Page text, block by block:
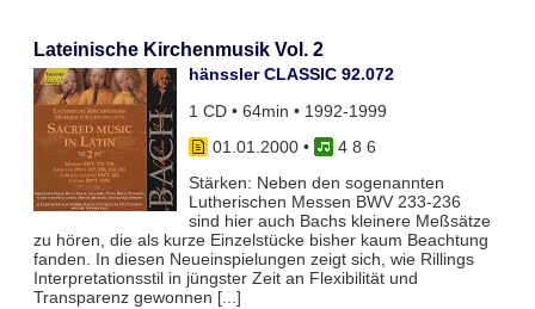
Lateinische Kirchenmusik Vol. 2
hänssler CLASSIC 92.072
1 CD • 64min • 1992-1999
01.01.2000•
4 8 6
Stärken: Neben den sogenannten
Lutherischen Messen BWV 233-236
sind hier auch Bachs kleinere Meßsätze
zu hören, die als kurze Einzelstücke bisher kaum Beachtung
fanden. In diesen Neueinspielungen zeigt sich, wie Rillings
Interpretationsstil in jüngster Zeit an Flexibilität und
Transparenz gewonnen [...]